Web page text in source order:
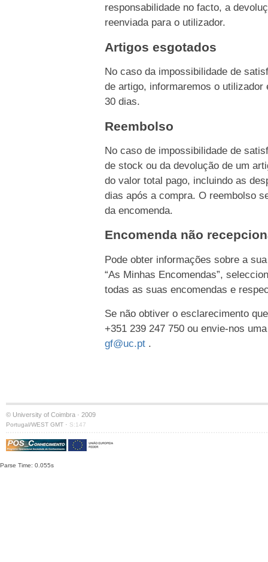
responsabilidade no facto, a
reenviada para o utilizador.
Artigos esgotados
No caso da impossibilidade de
de artigo, informaremos o
30 dias.
Reembolso
No caso de impossibilidade de
de stock ou da devolução de um
do valor total pago, incluindo as
dias após a compra. O reembolso
da encomenda.
Encomenda não
Pode obter informações sobre a
“As Minhas Encomendas”,
todas as suas encomendas e
Se não obtiver o esclarecimento
+351 239 247 750 ou envie-nos
gf@uc.pt .
© University of Coimbra · 2009
Portugal/WEST GMT · S:147
Parse Time: 0.055s